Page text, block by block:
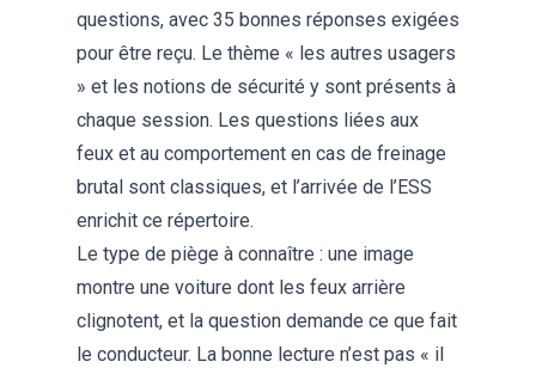
questions, avec 35 bonnes réponses exigées
pour être reçu. Le thème « les autres usagers
» et les notions de sécurité y sont présents à
chaque session. Les questions liées aux
feux et au comportement en cas de freinage
brutal sont classiques, et l’arrivée de l’ESS
enrichit ce répertoire.
Le type de piège à connaître : une image
montre une voiture dont les feux arrière
clignotent, et la question demande ce que fait
le conducteur. La bonne lecture n’est pas « il